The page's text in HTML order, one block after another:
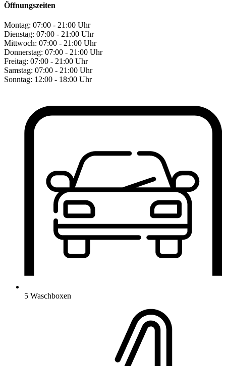
Öffnungszeiten
Montag: 07:00 - 21:00 Uhr
Dienstag: 07:00 - 21:00 Uhr
Mittwoch: 07:00 - 21:00 Uhr
Donnerstag: 07:00 - 21:00 Uhr
Freitag: 07:00 - 21:00 Uhr
Samstag: 07:00 - 21:00 Uhr
Sonntag: 12:00 - 18:00 Uhr
5 Waschboxen